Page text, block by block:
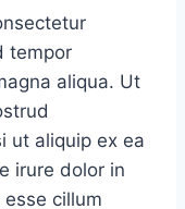
tempor
aliqua. Ut
ut aliquip ex ea
irure dolor in
cillum